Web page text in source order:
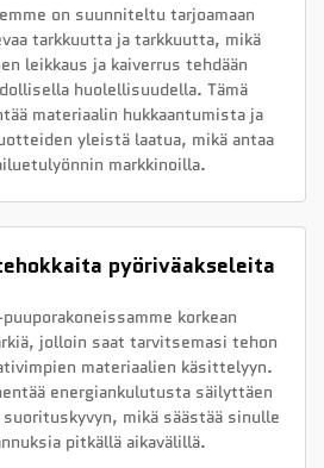
on suunniteltu tarjoamaan
tarkkuutta ja tarkkuutta, mikä
leikkaus ja kaiverrus tehdään
huolellisuudella. Tämä
materiaalin hukkaantumista ja
yleistä laatua, mikä antaa
markkinoilla.
pyöriväakseleita
korkean
jolloin saat tarvitsemasi tehon
materiaalien käsittelyyn.
energiankulutusta säilyttäen
mikä säästää sinulle
pitkällä aikavälillä.